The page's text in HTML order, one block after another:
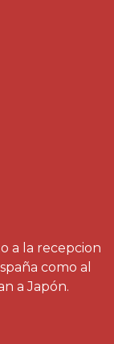
a la recepcion
como al
a Japón.